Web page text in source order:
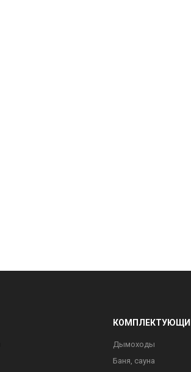
Дымоходы
Баня, сауна